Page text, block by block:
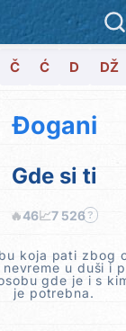
Č Ć D DŽ
Đogani
Gde si ti
🔥46📈7 526 ?
koja pati zbog
u duši i
gde je i s
je potrebna.